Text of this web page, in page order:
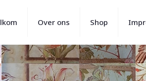
Over ons Shop